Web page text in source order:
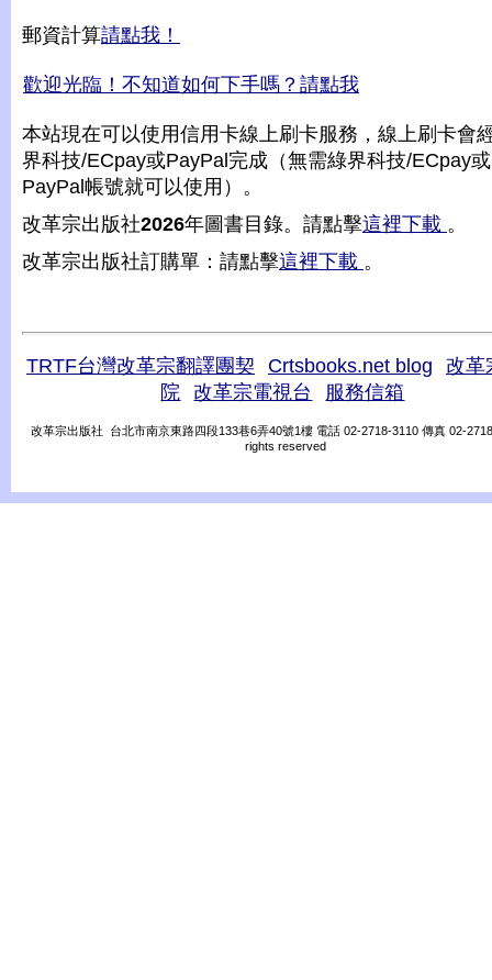
郵資計算請點我！
歡迎光臨！不知道如何下手嗎？請點我
本站現在可以使用信用卡線上刷卡服務，線上刷卡會
界科技/ECpay或PayPal完成（無需綠界科技/ECpay或
PayPal帳號就可以使用）。
改革宗出版社2026年圖書目錄。請點擊這裡下載 。
改革宗出版社訂購單：請點擊這裡下載 。
TRTF台灣改革宗翻譯團契 Crtsbooks.net blog
改革
院
改革宗電視台 服務信箱
改革宗出版社 台北市南京東路四段133巷6弄40號1樓 電話 02-2718-3110 傳真 02-
rights reserved